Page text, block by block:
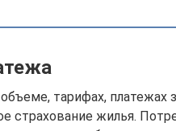
тарифах, платежах
страхование жилья.